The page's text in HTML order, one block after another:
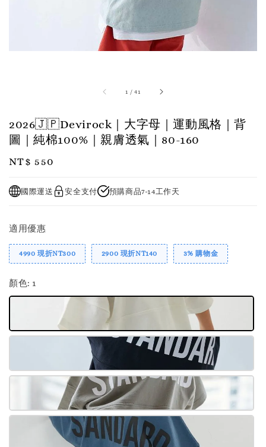
1 /41
2026🇯🇵Devirock｜大字母｜運動風格｜背
圖｜純棉100%｜親膚透氣｜80-160
Regular
NT$ 550
國際運送 安全支付 預購商品7-14工作天
適用優惠
4990 現折NT300 2900 現折NT140 3% 購物金
顏色: 1